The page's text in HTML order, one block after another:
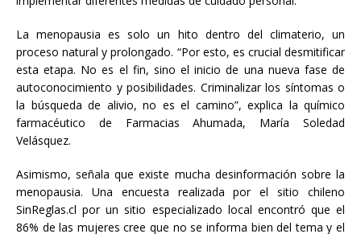
La menopausia es solo un hito dentro del climaterio, un
proceso natural y prolongado. “Por esto, es crucial desmitificar
esta etapa. No es el fin, sino el inicio de una nueva fase de
autoconocimiento y posibilidades. Criminalizar los síntomas o
la búsqueda de alivio, no es el camino”, explica la químico
farmacéutico de Farmacias Ahumada, María Soledad
Velásquez.
Asimismo, señala que existe mucha desinformación sobre la
menopausia. Una encuesta realizada por el sitio chileno
SinReglas.cl por un sitio especializado local encontró que el
86% de las mujeres cree que no se informa bien del tema y el